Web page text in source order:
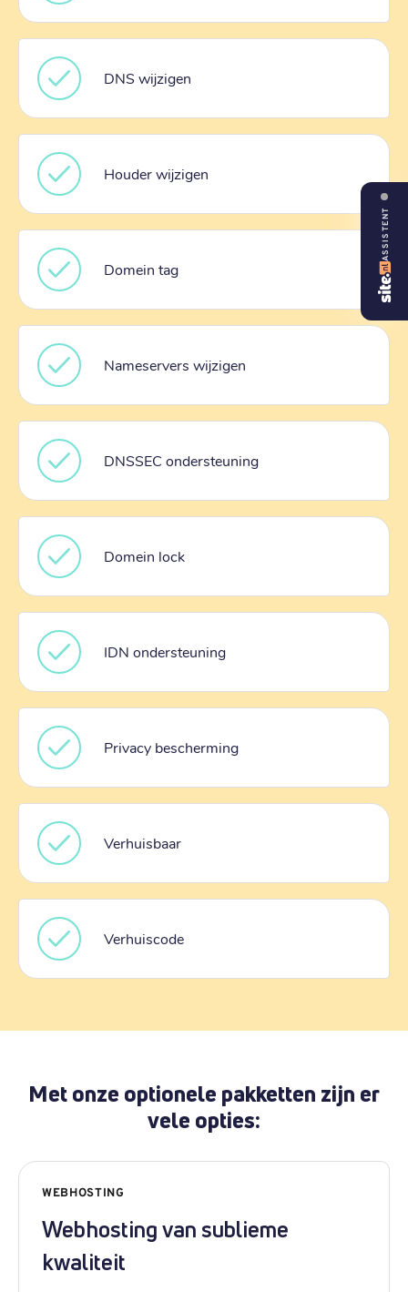
DNS wijzigen
Houder wijzigen
Domein tag
Nameservers wijzigen
DNSSEC ondersteuning
Domein lock
IDN ondersteuning
Privacy bescherming
Verhuisbaar
Verhuiscode
Met onze optionele pakketten zijn er
vele opties:
WEBHOSTING
Webhosting van sublieme
kwaliteit
ASSISTENT